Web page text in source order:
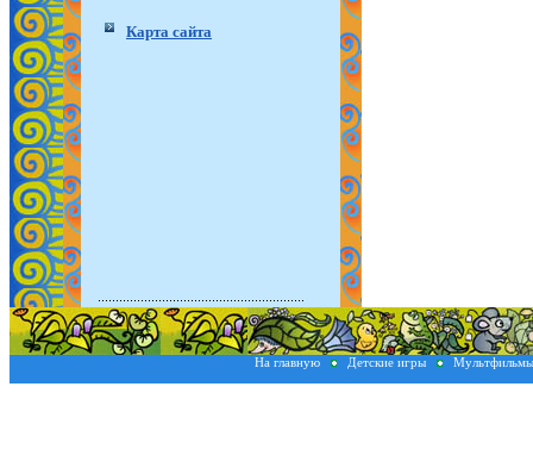
Карта сайта
На главную Детские игры Мультфильмы